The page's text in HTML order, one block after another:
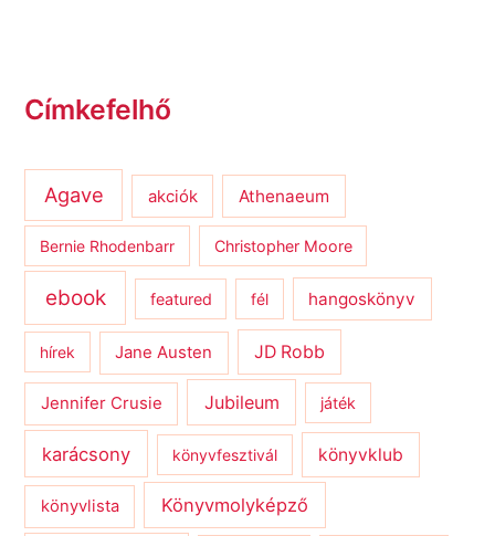
Címkefelhő
Agave akciók Athenaeum
Bernie Rhodenbarr Christopher Moore
ebook featured fél hangoskönyv
hírek Jane Austen JD Robb
Jennifer Crusie Jubileum játék
karácsony könyvfesztivál könyvklub
könyvlista Könyvmolyképző